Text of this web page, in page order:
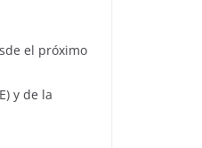
el próximo
y de la